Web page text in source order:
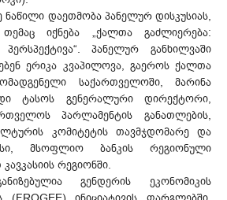
ნაწილი დაეთმობა პანელურ დისკუსიას,
იქნება „ქალთა გაძლიერება:
პანელურ განხილვაში
ერიკა კვაპილოვა, გაეროს ქალთა
საქართველოში, მარინა
ტასოს გენერალური დირექტორი,
პარლამენტის განათლების,
კომიტეტის თავმჯდომარე და
მსოფლიო ბანკის რეგიონული
რეგიონში.
გენდერის ეკონომიკის